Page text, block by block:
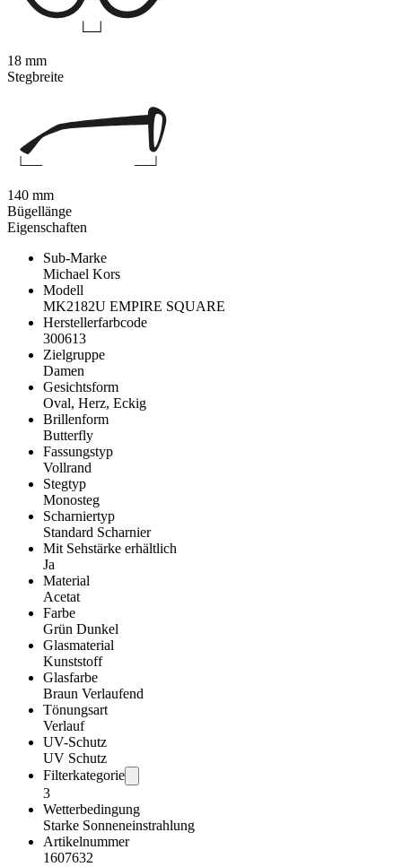
Eigenschaften
Sub-Marke
Michael Kors
Modell
MK2182U EMPIRE SQUARE
Herstellerfarbcode
300613
Zielgruppe
Damen
Gesichtsform
Oval, Herz, Eckig
Brillenform
Butterfly
Fassungstyp
Vollrand
Stegtyp
Monosteg
Scharniertyp
Standard Scharnier
Mit Sehstärke erhältlich
Ja
Material
Acetat
Farbe
Grün Dunkel
Glasmaterial
Kunststoff
Glasfarbe
Braun Verlaufend
Tönungsart
Verlauf
UV-Schutz
UV Schutz
Filterkategorie
3
Wetterbedingung
Starke Sonneneinstrahlung
Artikelnummer
1607632
18 mm
Stegbreite
140 mm
Bügellänge